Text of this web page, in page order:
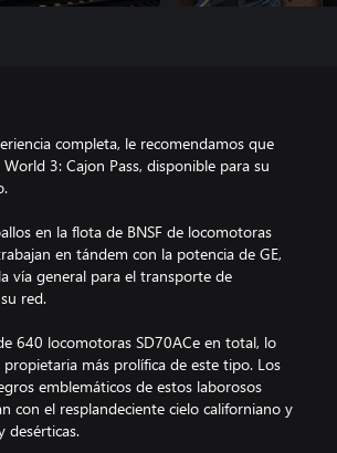
completa, le recomendamos que
3: Cajon Pass, disponible para su
en la flota de BNSF de locomotoras
en tándem con la potencia de GE,
vía general para el transporte de
red.
640 locomotoras SD70ACe en total, lo
más prolífica de este tipo. Los
emblemáticos de estos laborosos
con el resplandeciente cielo californiano y
desérticas.